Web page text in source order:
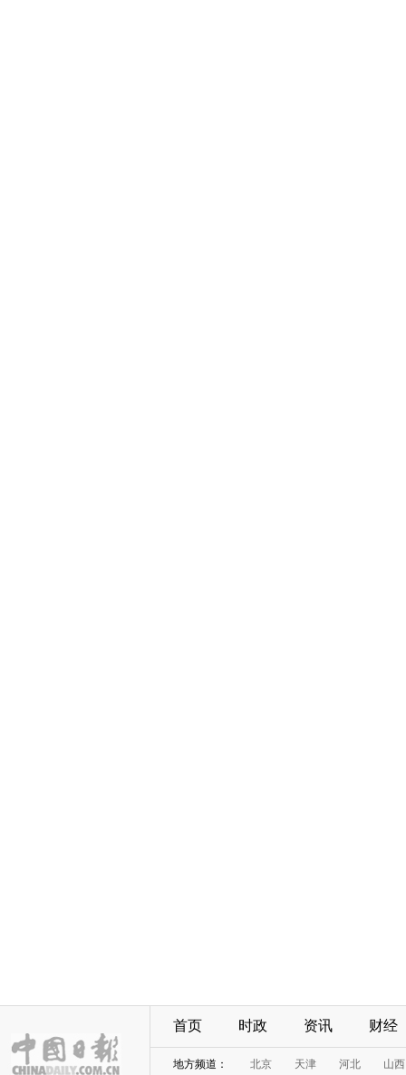
首页 时政 资讯 财经
地方频道： 北京 天津 河北
山西